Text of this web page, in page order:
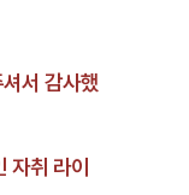
서 감사했
취 라이